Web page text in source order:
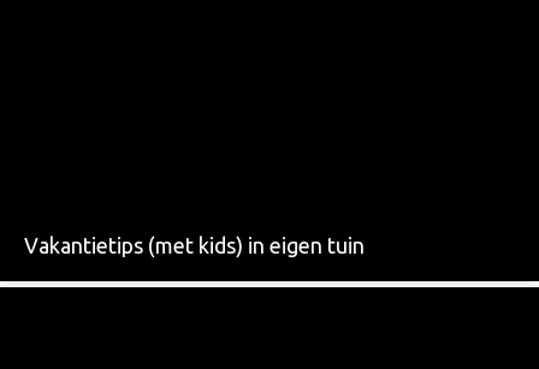
Vakantietips (met kids) in eigen tuin